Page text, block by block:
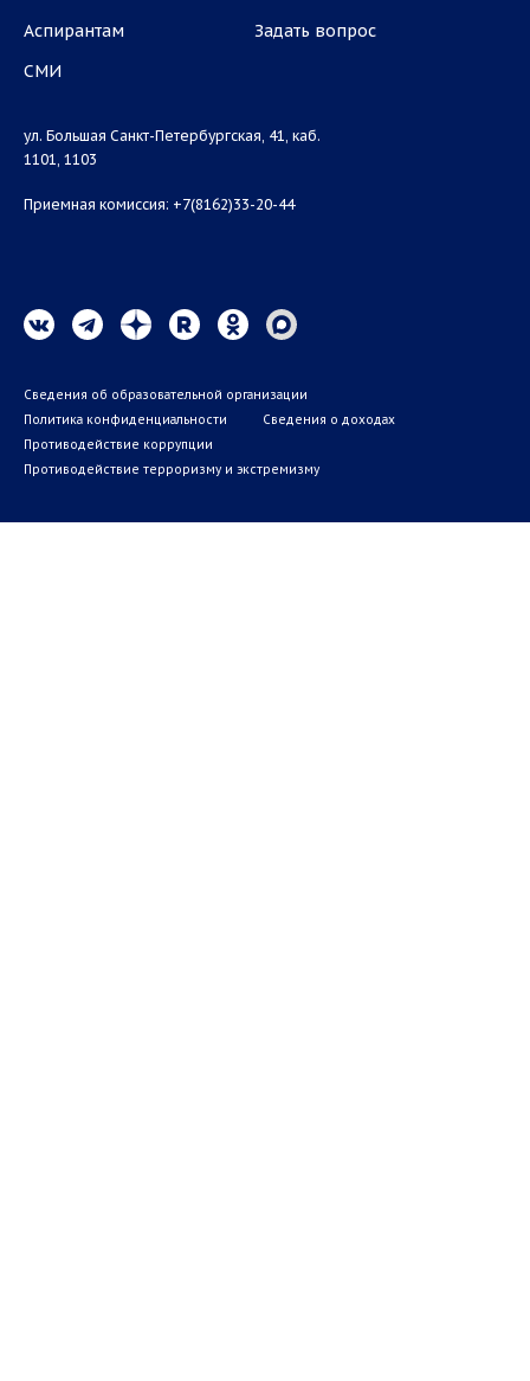
Аспирантам
СМИ
Задать вопрос
ул. Большая Санкт-Петербургская, 41, каб.
1101, 1103
Приемная комиссия: +7(8162)33-20-44
Сведения об образовательной организации
Политика конфиденциальности
Сведения о доходах
Противодействие коррупции
Противодействие терроризму и экстремизму